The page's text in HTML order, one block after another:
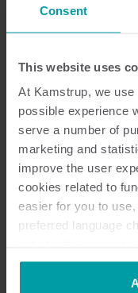
Consent
This website uses
At Kamstrup, we
possible experience
serve a number of
marketing and
improve the user
cookies related to
easier for you to
preferred language
not be available
Kamstrup makes
Läs mer